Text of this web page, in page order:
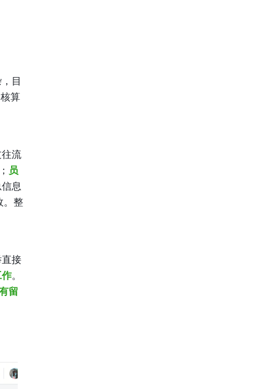
目
算
流
员
息
。整
接
。
留